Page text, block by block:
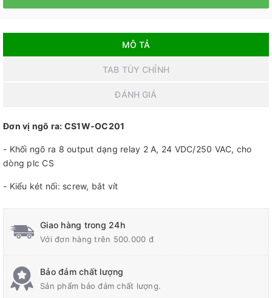
MÔ TẢ
TAB TÙY CHỈNH
ĐÁNH GIÁ
Đơn vị ngõ ra: CS1W-OC201
- Khối ngõ ra 8 output dạng relay 2 A, 24 VDC/250 VAC, cho
dòng plc CS
- Kiểu két nối: screw, bắt vít
Giao hàng trong 24h
Với đơn hàng trên 500.000 đ
Bảo đảm chất lượng
Sản phẩm bảo đảm chất lượng.